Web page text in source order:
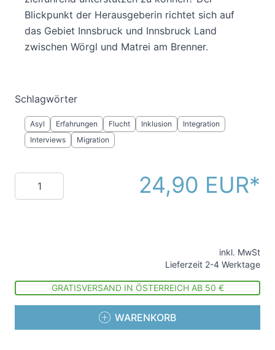
Blickpunkt der Herausgeberin richtet sich auf
das Gebiet Innsbruck und Innsbruck Land
zwischen Wörgl und Matrei am Brenner.
Schlagwörter
Asyl Erfahrungen Flucht Inklusion
Integration
Interviews
Migration
Menge 24,90 EUR
inkl. MwSt
Lieferzeit 2-4 Werktage
GRATISVERSAND IN ÖSTERREICH AB 50 €
WARENKORB